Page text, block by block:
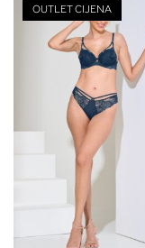
OUTLET CIJENA